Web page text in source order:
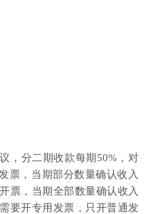
，分二期收款每期50%，对
票，当期部分数量确认收入
票，当期全部数量确认收入
要开专用发票，只开普通发